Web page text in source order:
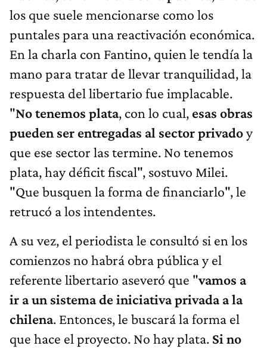
los que suele mencionarse como los
puntales para una reactivación económica.
En la charla con Fantino, quien le tendía la
mano para tratar de llevar tranquilidad, la
respuesta del libertario fue implacable.
"No tenemos plata, con lo cual, esas obras
pueden ser entregadas al sector privadoy
que ese sector las termine. No tenemos
plata, hay déficit fiscal", sostuvo Milei.
"Que busquen la forma de financiarlo", le
retrucó a los intendentes.
A su vez, el periodista le consultó si en los
comienzos no habrá obra pública y el
referente libertario aseveró que "vamos a
ir a un sistema de iniciativa privada a la
chilena. Entonces, le buscará la forma el
que hace el proyecto. No hay plata. Si no